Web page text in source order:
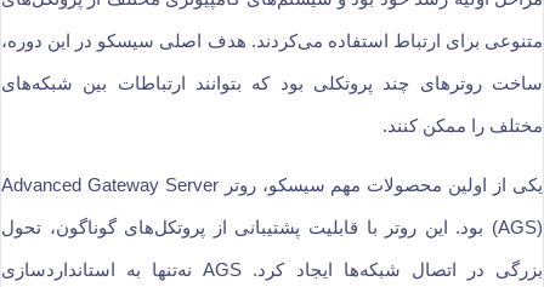
متنوعی برای ارتباط استفاده می‌کردند. هدف اصلی سیسکو در این دوره،
ساخت روترهای چند پروتکلی بود که بتوانند ارتباطات بین شبکه‌های
مختلف را ممکن کنند.
یکی از اولین محصولات مهم سیسکو، روتر Advanced Gateway Server
(AGS) بود. این روتر با قابلیت پشتیبانی از پروتکل‌های گوناگون، تحول
بزرگی در اتصال شبکه‌ها ایجاد کرد. AGS نه‌تنها به استانداردسازی